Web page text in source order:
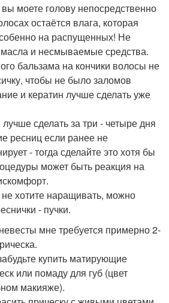
моете голову непосредственно
остаётся влага, которая
на распущенных! Не
масла и несмываемые средства.
бальзама на кончики волосы не
чтобы не было заломов
и кератин лучше сделать уже
сделать за три - четыре дня
ресниц если ранее не
- тогда сделайте это хотя бы
может быть реакция на
хотите наращивать, можно
- пучки.
мне требуется примерно 2-
купить матирующие
или помаду для губ (цвет
макияже).